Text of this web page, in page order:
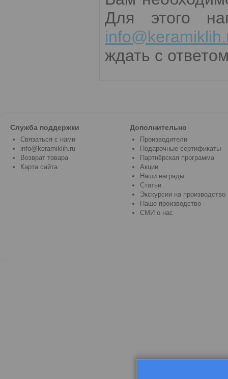
Для этого
ждать с
Служба поддержки
Связаться с нами
info@keramiklih.ru
Возврат товара
Карта сайта
Дополнительно
Производители
Подарочные сертификаты
Партнёрская программа
Акции
Наши награды
Статьи
Экскурсии на производство
Наше производство
СМИ о нас